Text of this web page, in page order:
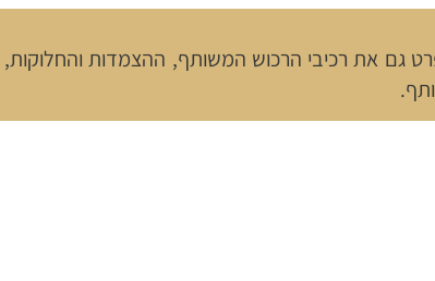
גם את רכיבי הרכוש המשותף, ההצמדות והחלוקות,